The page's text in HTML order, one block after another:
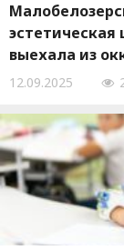
эстетическая
выехала из
12.09.2025